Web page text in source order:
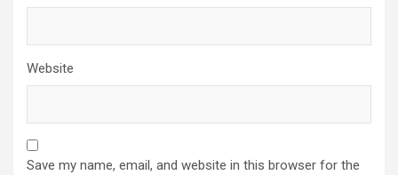
Website
Save my name, email, and website in this browser for the